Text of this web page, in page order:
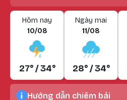
Hôm nay
10/08
27° / 34°
Ngày mai
11/08
28° / 34°
Hướng dẫn chiêm bái